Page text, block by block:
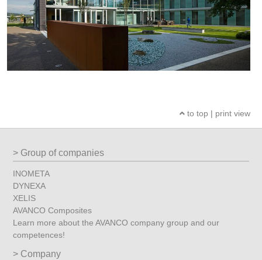
to top | print view
Group of companies
INOMETA
DYNEXA
XELIS
AVANCO Composites
Learn more about the AVANCO company group and our
competences!
Company